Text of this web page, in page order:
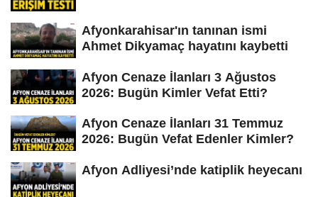
Afyonkarahisar'ın tanınan ismi
Ahmet Dikyamaç hayatını kaybetti
Afyon Cenaze İlanları 3 Ağustos
2026: Bugün Kimler Vefat Etti?
Afyon Cenaze İlanları 31 Temmuz
2026: Bugün Vefat Edenler Kimler?
Afyon Adliyesi’nde katiplik heyecanı